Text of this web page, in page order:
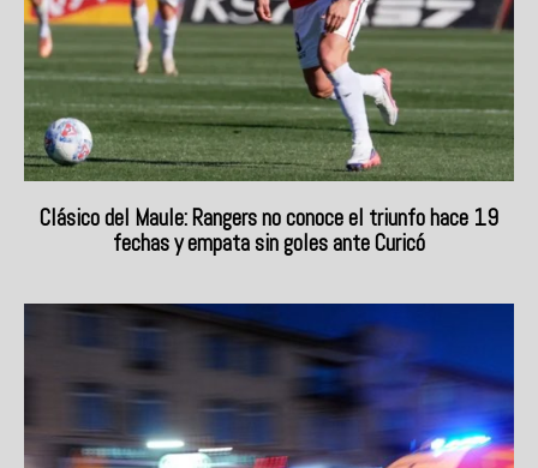
Clásico del Maule: Rangers no conoce el triunfo hace 19
fechas y empata sin goles ante Curicó